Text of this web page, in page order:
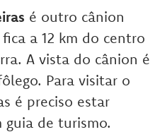
é outro cânion
a 12 km do centro
A vista do cânion é
Para visitar o
é preciso estar
guia de turismo.